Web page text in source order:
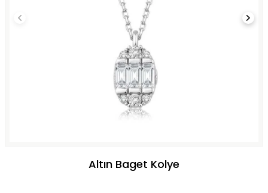
Altın Baget Kolye